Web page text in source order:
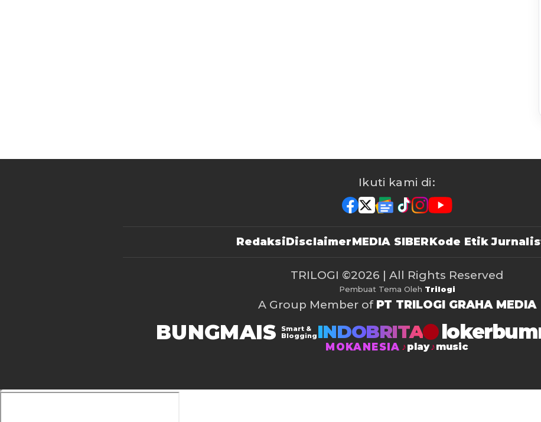
Ikuti kami di:
RedaksiDisclaimerMEDIA SIBERKode Etik
TRILOGI ©2026 | All Rights Reserved
Pembuat Tema Oleh Trilogi
A Group Member of PT TRILOGI GRAHA MEDIA
BUNGMAIS
Smart &
Blogging INDOBRITA
MOKANESIA play music